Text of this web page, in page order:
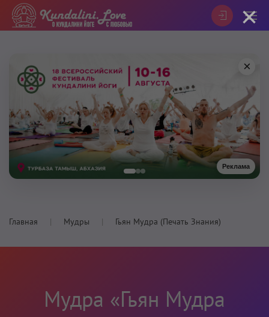
Реклама
×
Главная Мудры Гьян Мудра (Печать Знания)
Мудра «Гьян Мудра
×